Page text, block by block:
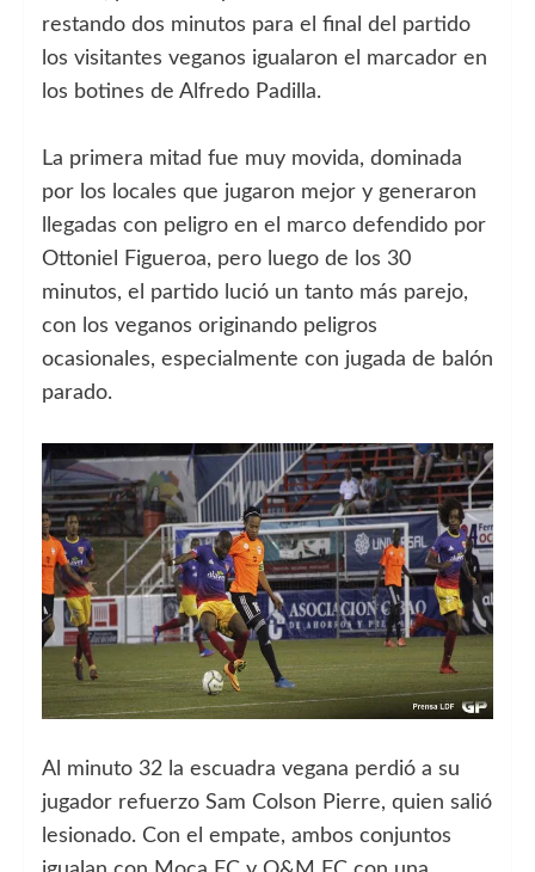
restando dos minutos para el final del partido
los visitantes veganos igualaron el marcador en
los botines de Alfredo Padilla.
La primera mitad fue muy movida, dominada
por los locales que jugaron mejor y generaron
llegadas con peligro en el marco defendido por
Ottoniel Figueroa, pero luego de los 30
minutos, el partido lució un tanto más parejo,
con los veganos originando peligros
ocasionales, especialmente con jugada de balón
parado.
Al minuto 32 la escuadra vegana perdió a su
jugador refuerzo Sam Colson Pierre, quien salió
lesionado. Con el empate, ambos conjuntos